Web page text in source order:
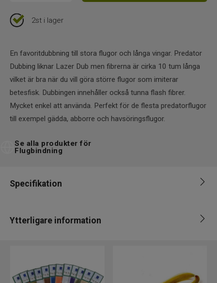
2st i lager
En favoritdubbning till stora flugor och långa vingar. Predator
Dubbing liknar Lazer Dub men fibrerna är cirka 10 tum långa
vilket är bra när du vill göra större flugor som imiterar
betesfisk. Dubbingen innehåller också tunna flash fibrer.
Mycket enkel att använda. Perfekt för de flesta predatorflugor
till exempel gädda, abborre och havsöringsflugor.
Se alla produkter för
Flugbindning
Specifikation
Ytterligare information
Fly dressing